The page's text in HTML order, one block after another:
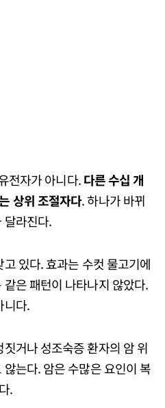
전자가 아니다.다른 수십 개
상위 조절자다. 하나가 바뀌
달라진다.
있다. 효과는 수컷 물고기에
은 패턴이 나타나지 않았다.
니다.
거나 성조숙증 환자의 암 위
는다. 암은 수많은 요인이 복
.